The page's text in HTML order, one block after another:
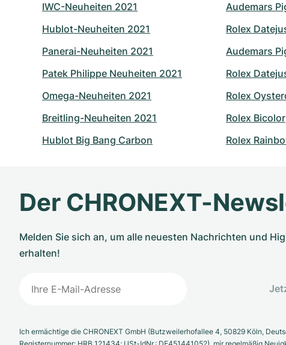
IWC-Neuheiten 2021
Hublot-Neuheiten 2021
Panerai-Neuheiten 2021
Patek Philippe Neuheiten 2021
Omega-Neuheiten 2021
Breitling-Neuheiten 2021
Hublot Big Bang Carbon
Audemars
Rolex
Audemars
Rolex
Rolex
Rolex Bicolor
Rolex
Der CHRONEXT-
Melden Sie sich an, um alle neuesten Nachrichten und
erhalten!
Ich ermächtige die CHRONEXT GmbH (Butzweilerhofallee 4, 50829 Köln,